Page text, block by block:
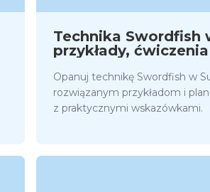
Technika Swordfish
przykłady, ćwiczenia
Opanuj technikę Swordfish w
rozwiązanym przykładom i
z praktycznymi wskazówkami.